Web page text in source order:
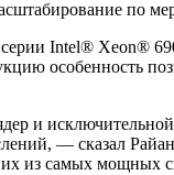
по
Intel® Xeon®
особенность
и
— сказал
из самых мощных